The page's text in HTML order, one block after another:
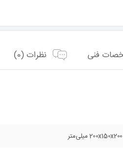
فنی نظرات (0)
200x150x200 میلی‌متر